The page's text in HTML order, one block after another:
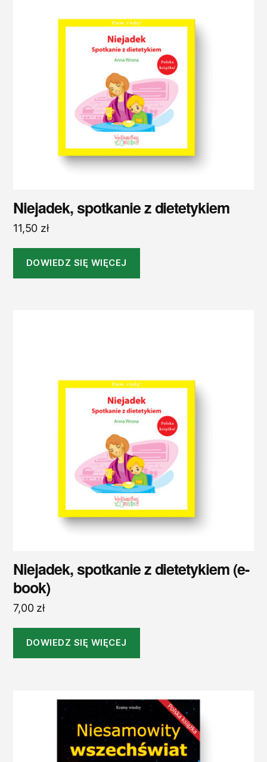
Niejadek, spotkanie z dietetykiem
11,50 zł
DOWIEDZ SIĘ WIĘCEJ
Niejadek, spotkanie z dietetykiem (e-
book)
7,00 zł
DOWIEDZ SIĘ WIĘCEJ